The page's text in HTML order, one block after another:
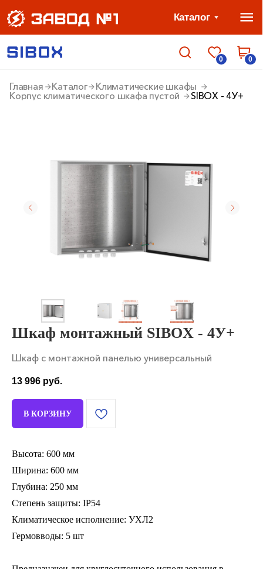
Главная Каталог
Климатические шкафы
Корпус климатического шкафа пустой
SIBOX - 4У+
Шкаф монтажный SIBOX - 4У+
Шкаф с монтажной панелью универсальный
13 996 руб.
В КОРЗИНУ
Высота: 600 мм
Ширина: 600 мм
Глубина: 250 мм
Степень защиты: IP54
Климатическое исполнение: УХЛ2
Гермовводы: 5 шт